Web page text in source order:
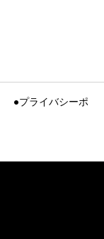
●プライバシーポ